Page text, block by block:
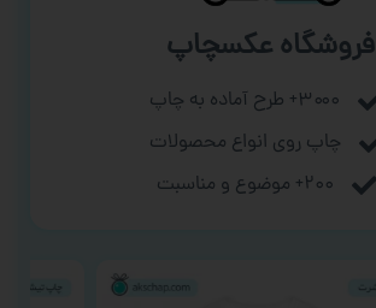
فروشگاه عکسچاپ
۳۰۰۰+ طرح آماده به چاپ
چاپ روی انواع محصولات
۲۰۰+ موضوع و مناسبت